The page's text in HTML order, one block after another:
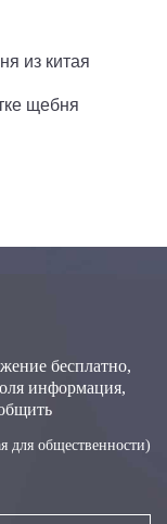
из китая
щебня
бесплатно,
информация,
для общественности)